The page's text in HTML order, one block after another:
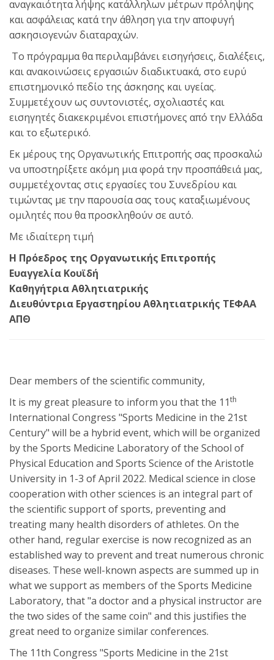
αναγκαιότητα λήψης κατάλληλων μέτρων πρόληψης
και ασφάλειας κατά την άθληση για την αποφυγή
ασκησιογενών διαταραχών.
Το πρόγραμμα θα περιλαμβάνει εισηγήσεις, διαλέξεις,
και ανακοινώσεις εργασιών διαδικτυακά, στο ευρύ
επιστημονικό πεδίο της άσκησης και υγείας.
Συμμετέχουν ως συντονιστές, σχολιαστές και
εισηγητές διακεκριμένοι επιστήμονες από την Ελλάδα
και το εξωτερικό.
Εκ μέρους της Οργανωτικής Επιτροπής σας προσκαλώ
να υποστηρίξετε ακόμη μια φορά την προσπάθειά μας,
συμμετέχοντας στις εργασίες του Συνεδρίου και
τιμώντας με την παρουσία σας τους καταξιωμένους
ομιλητές που θα προσκληθούν σε αυτό.
Με ιδιαίτερη τιμή
Η Πρόεδρος της Οργανωτικής Επιτροπής
Ευαγγελία Κουϊδή
Καθηγήτρια Αθλητιατρικής
Διευθύντρια Εργαστηρίου Αθλητιατρικής ΤΕΦΑΑ
ΑΠΘ
Dear members of the scientific community,
It is my great pleasure to inform you that the 11th
International Congress "Sports Medicine in the 21st
Century" will be a hybrid event, which will be organized
by the Sports Medicine Laboratory of the School of
Physical Education and Sports Science of the Aristotle
University in 1-3 of April 2022. Medical science in close
cooperation with other sciences is an integral part of
the scientific support of sports, preventing and
treating many health disorders of athletes. On the
other hand, regular exercise is now recognized as an
established way to prevent and treat numerous chronic
diseases. These well-known aspects are summed up in
what we support as members of the Sports Medicine
Laboratory, that "a doctor and a physical instructor are
the two sides of the same coin" and this justifies the
great need to organize similar conferences.
The 11th Congress "Sports Medicine in the 21st